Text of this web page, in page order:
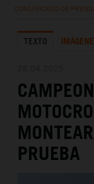
LA EMPRESA
COMUNICADO DE
TEXTO
PRUEBA